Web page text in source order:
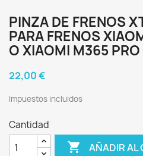
PINZA DE FRENOS
PARA FRENOS
O XIAOMI M365
22,00 €
Impuestos incluidos
Cantidad
 AÑADIR AL